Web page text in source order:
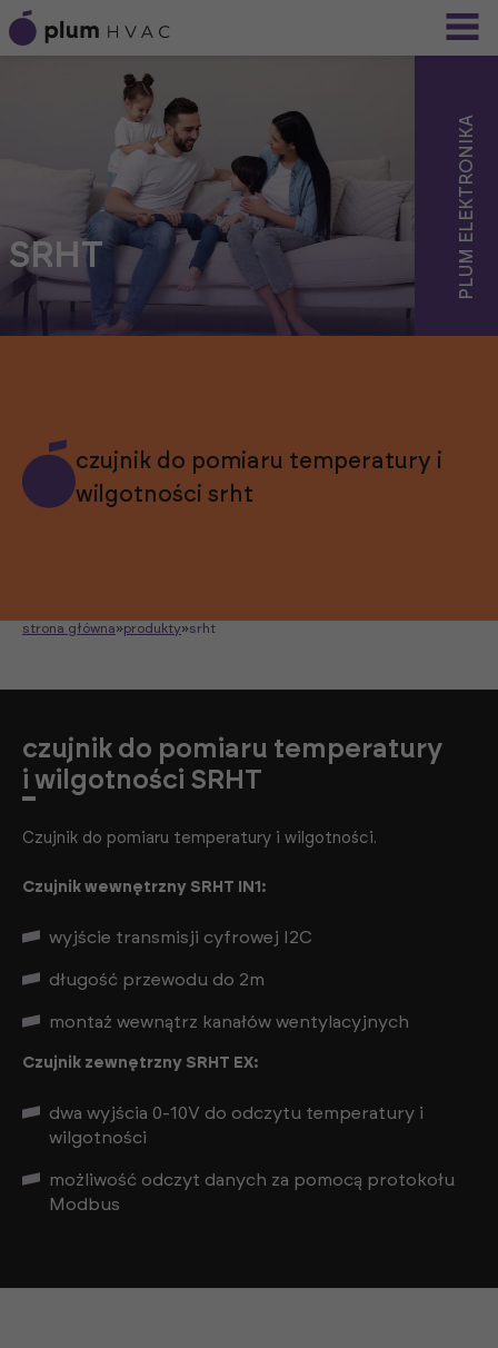
SRHT PLUM ELEKTRONIKA
czujnik do pomiaru temperatury i
wilgotności srht
strona główna»produkty»srht
czujnik do pomiaru temperatury
i wilgotności SRHT
Czujnik do pomiaru temperatury i wilgotności.
Czujnik wewnętrzny SRHT IN1:
wyjście transmisji cyfrowej I2C
długość przewodu do 2m
montaż wewnątrz kanałów wentylacyjnych
Czujnik zewnętrzny SRHT EX:
dwa wyjścia 0-10V do odczytu temperatury i
wilgotności
możliwość odczyt danych za pomocą protokołu
Modbus